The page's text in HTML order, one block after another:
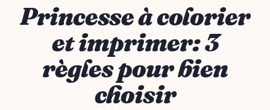
Princesse à colorier
et imprimer: 3
règles pour bien
choisir